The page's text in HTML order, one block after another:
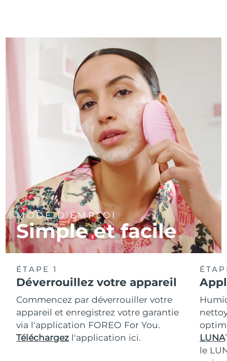
MODE D'EMPLOI
Simple et facile
ÉTAPE 1
Déverrouillez votre appareil
Commencez par déverrouiller votre
appareil et enregistrez votre garantie
via l'application FOREO For You.
Téléchargez l'application ici.
LUNA
le